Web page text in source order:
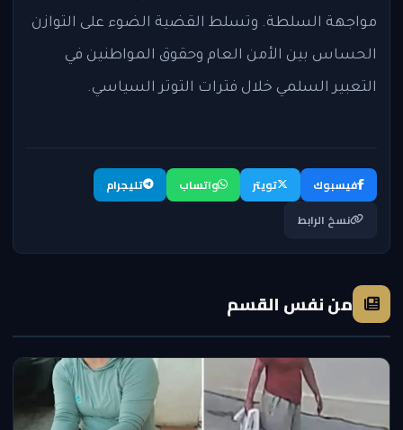
مواجهة السلطة. وتسلط القضية الضوء على التوازن
الحساس بين الأمن العام وحقوق المواطنين في
التعبير السلمي خلال فترات التوتر السياسي.
فيسبوك تويتر واتساب
تليجرام
نسخ الرابط
من نفس القسم